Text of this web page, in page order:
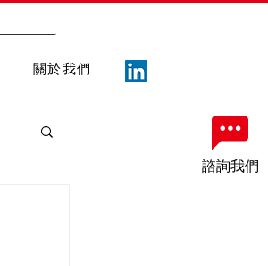
諮詢我們
關於我們